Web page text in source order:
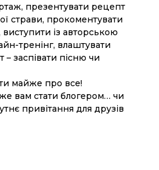
презентувати рецепт
страви, прокоментувати
виступити із авторською
тренінг, влаштувати
заспівати пісню чи
майже про все!
вам стати блогером… чи
привітання для друзів